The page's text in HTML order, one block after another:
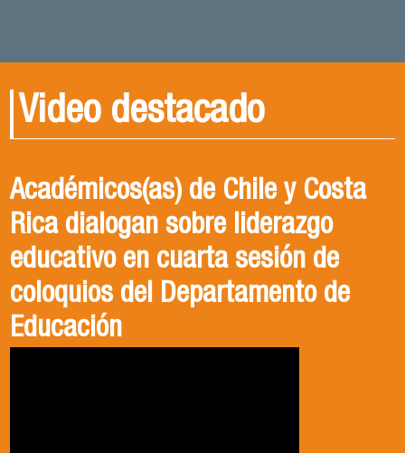
Video destacado
Académicos(as) de Chile y Costa
Rica dialogan sobre liderazgo
educativo en cuarta sesión de
coloquios del Departamento de
Educación